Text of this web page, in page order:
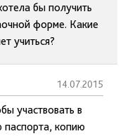
бы получить
форме. Какие
учиться?
14.07.2015
участвовать в
паспорта, копию